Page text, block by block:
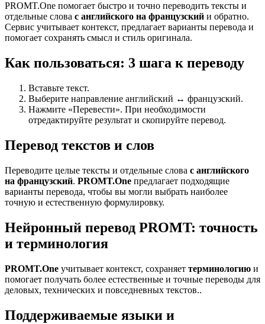
PROMT.One помогает быстро и точно переводить тексты и
отдельные слова с английского на французский и обратно.
Сервис учитывает контекст, предлагает варианты перевода и
помогает сохранять смысл и стиль оригинала.
Как пользоваться: 3 шага к переводу
Вставьте текст.
Выберите направление английский ↔ французский.
Нажмите «Перевести». При необходимости
отредактируйте результат и скопируйте перевод.
Перевод текстов и слов
Переводите целые тексты и отдельные слова с английского
на французский. PROMT.One предлагает подходящие
варианты перевода, чтобы вы могли выбрать наиболее
точную и естественную формулировку.
Нейронный перевод PROMT: точность
и терминология
PROMT.One учитывает контекст, сохраняет терминологию и
помогает получать более естественные и точные переводы для
деловых, технических и повседневных текстов..
Поддерживаемые языки и